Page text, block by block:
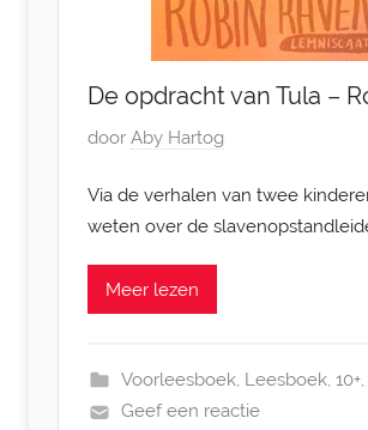
De opdracht van Tula –
G
p
l
a
t
o
door Aby Hartog
Via de verhalen van twee
weten over de
Meer lezen
Voorleesboek, Leesboek, 10+,
Geef een reactie